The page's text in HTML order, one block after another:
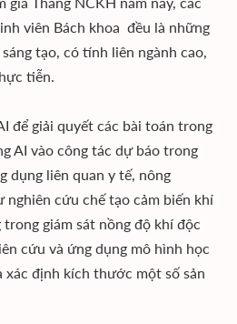
viên Bách khoa đều là những
tạo, có tính liên ngành cao,
tiễn.
để giải quyết các bài toán trong
AI vào công tác dự báo trong
dụng liên quan y tế, nông
nghiên cứu chế tạo cảm biến khí
giám sát nồng độ khí độc
cứu và ứng dụng mô hình học
xác định kích thước một số sản